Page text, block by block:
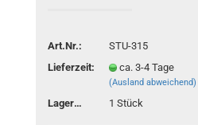
Art.Nr.:
STU-315
Lieferzeit:
ca. 3-4 Tage
(Ausland abweichend)
Lagerbestand: 1Stück